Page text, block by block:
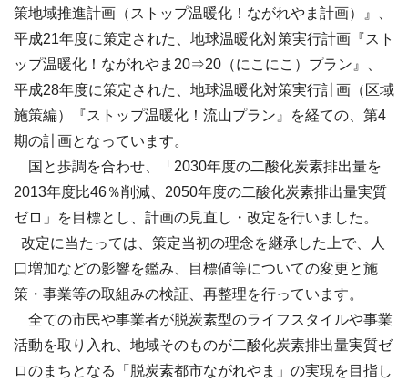
策地域推進計画（ストップ温暖化！ながれやま計画）』、
平成21年度に策定された、地球温暖化対策実行計画『スト
ップ温暖化！ながれやま20⇒20（にこにこ）プラン』、
平成28年度に策定された、地球温暖化対策実行計画（区域
施策編）『ストップ温暖化！流山プラン』を経ての、第4
期の計画となっています。
国と歩調を合わせ、「2030年度の二酸化炭素排出量を
2013年度比46％削減、2050年度の二酸化炭素排出量実質
ゼロ」を目標とし、計画の見直し・改定を行いました。
改定に当たっては、策定当初の理念を継承した上で、人
口増加などの影響を鑑み、目標値等についての変更と施
策・事業等の取組みの検証、再整理を行っています。
全ての市民や事業者が脱炭素型のライフスタイルや事業
活動を取り入れ、地域そのものが二酸化炭素排出量実質ゼ
ロのまちとなる「脱炭素都市ながれやま」の実現を目指し